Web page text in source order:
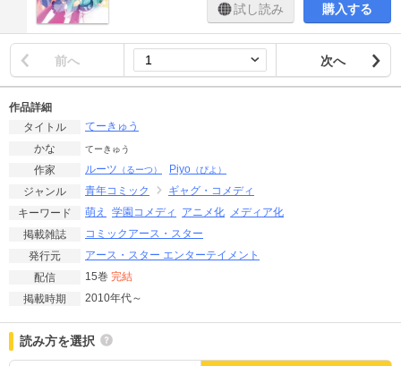
試し読み 購入する
前へ 次へ
作品詳細
タイトル
てーきゅう
かな
てーきゅう
作家 ルーツ （るーつ） Piyo （ぴよ）
ジャンル 青年コミック
ギャグ・コメディ
キーワード
萌え 学園コメディ アニメ化 メディア化
掲載雑誌
コミックアース・スター
発行元
アース・スター エンターテイメント
配信
15巻 完結
掲載時期
2010年代～
読み方を選択